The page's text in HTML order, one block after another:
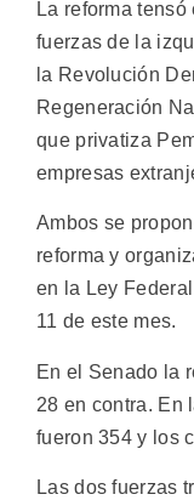
La reforma
fuerzas de la
la Revolución
Regeneración
que privatiza
empresas
Ambos se
reforma y
en la Ley
11 de este mes.
En el Senado la
28 en contra. En
fueron 354 y los
Las dos fuerzas